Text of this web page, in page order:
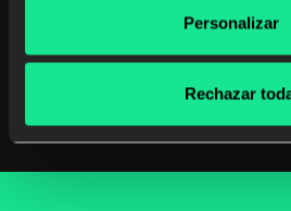
Personalizar
Rechazar
Read more